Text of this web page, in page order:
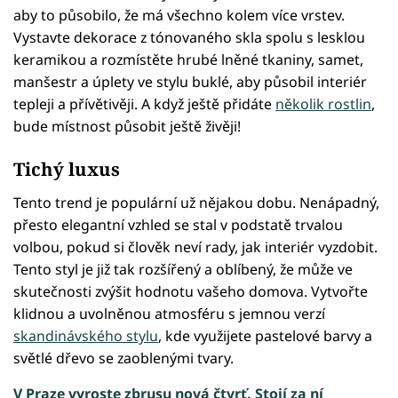
aby to působilo, že má všechno kolem více vrstev.
Vystavte dekorace z tónovaného skla spolu s lesklou
keramikou a rozmístěte hrubé lněné tkaniny, samet,
manšestr a úplety ve stylu buklé, aby působil interiér
tepleji a přívětivěji. A když ještě přidáte několik rostlin,
bude místnost působit ještě živěji!
Tichý luxus
Tento trend je populární už nějakou dobu. Nenápadný,
přesto elegantní vzhled se stal v podstatě trvalou
volbou, pokud si člověk neví rady, jak interiér vyzdobit.
Tento styl je již tak rozšířený a oblíbený, že může ve
skutečnosti zvýšit hodnotu vašeho domova. Vytvořte
klidnou a uvolněnou atmosféru s jemnou verzí
skandinávského stylu, kde využijete pastelové barvy a
světlé dřevo se zaoblenými tvary.
V Praze vyroste zbrusu nová čtvrť. Stojí za ní